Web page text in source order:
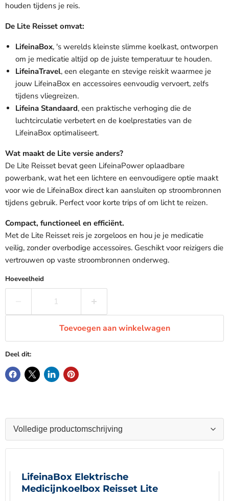
houden tijdens je reis.
De Lite Reisset omvat:
LifeinaBox, 's werelds kleinste slimme koelkast, ontworpen
om je medicatie altijd op de juiste temperatuur te houden.
LifeinaTravel, een elegante en stevige reiskit waarmee je
jouw LifeinaBox en accessoires eenvoudig vervoert, zelfs
tijdens vliegreizen.
Lifeina Standaard, een praktische verhoging die de
luchtcirculatie verbetert en de koelprestaties van de
LifeinaBox optimaliseert.
Wat maakt de Lite versie anders?
De Lite Reisset bevat geen LifeinaPower oplaadbare
powerbank, wat het een lichtere en eenvoudigere optie maakt
voor wie de LifeinaBox direct kan aansluiten op stroombronnen
tijdens gebruik. Perfect voor korte trips of om licht te reizen.
Compact, functioneel en efficiënt.
Met de Lite Reisset reis je zorgeloos en hou je je medicatie
veilig, zonder overbodige accessoires. Geschikt voor reizigers die
vertrouwen op vaste stroombronnen onderweg.
Hoeveelheid
Toevoegen aan winkelwagen
Deel dit:
LifeinaBox Elektrische
Medicijnkoelbox Reisset Lite